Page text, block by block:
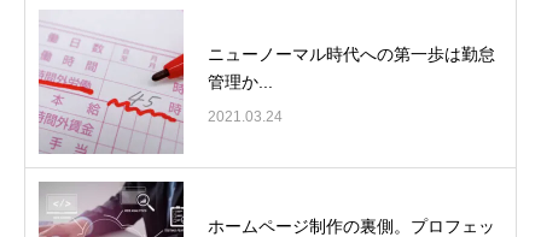
ニューノーマル時代への第一歩は勤怠
管理か...
2021.03.24
ホームページ制作の裏側。プロフェッ